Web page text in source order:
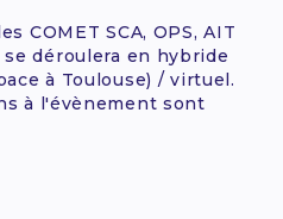
COMET SCA, OPS, AIT
déroulera en hybride
à Toulouse) / virtuel.
à l'évènement sont